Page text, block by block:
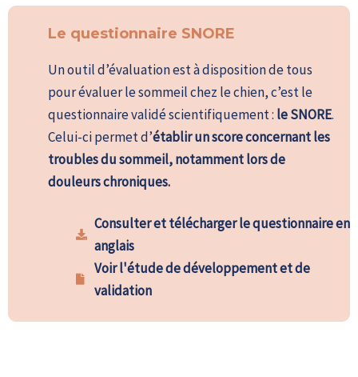
Le questionnaire SNORE
Un outil d’évaluation est à disposition de tous
pour évaluer le sommeil chez le chien, c’est le
questionnaire validé scientifiquement : le SNORE.
Celui-ci permet d’établir un score concernant les
troubles du sommeil, notamment lors de
douleurs chroniques.
Consulter et télécharger le questionnaire en
anglais
Voir l'étude de développement et de
validation